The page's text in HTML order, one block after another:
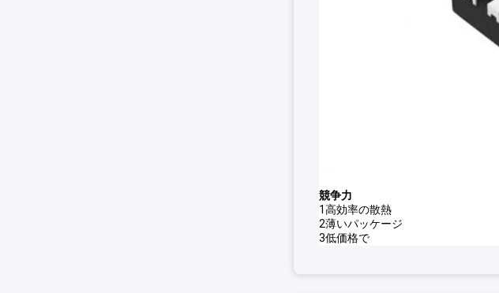
競争力
1高効率の散熱
2薄いパッケージ
3低価格で